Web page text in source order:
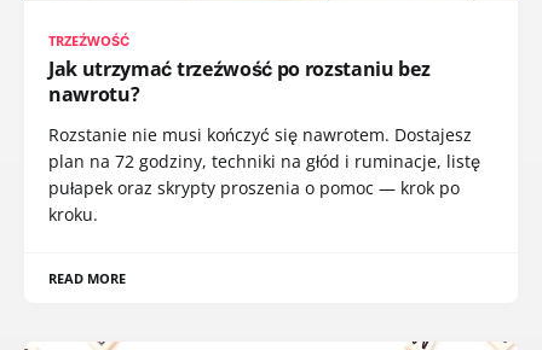
TRZEŹWOŚĆ
Jak utrzymać trzeźwość po rozstaniu bez
nawrotu?
Rozstanie nie musi kończyć się nawrotem. Dostajesz
plan na 72 godziny, techniki na głód i ruminacje, listę
pułapek oraz skrypty proszenia o pomoc — krok po
kroku.
READ MORE